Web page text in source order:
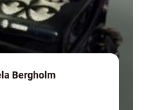
Bergholm